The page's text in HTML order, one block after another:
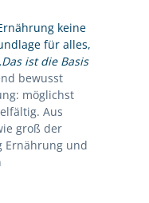
keine
für alles,
ist die Basis
bewusst
möglichst
Aus
groß der
Ernährung und